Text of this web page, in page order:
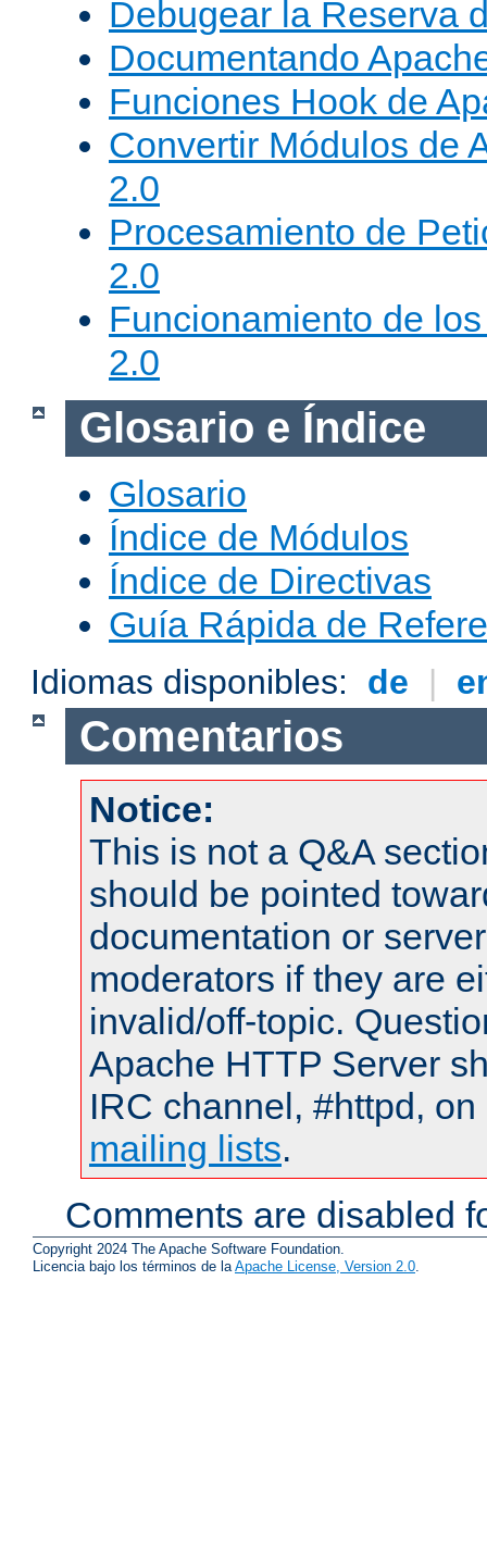
Debugear la Reserva
Documentando
Funciones Hook de
Convertir Módulos de
2.0
Procesamiento de
2.0
Funcionamiento de
2.0
Glosario e Índice
Glosario
Índice de Módulos
Índice de Directivas
Guía Rápida de
Idiomas disponibles: de |
Comentarios
Notice:
This is not a Q&A
should be pointed
documentation or
moderators if they are
invalid/off-topic.
Apache HTTP Server
IRC channel, #httpd,
mailing lists.
Comments are disabled
Copyright 2024 The Apache Software Foundation.
Licencia bajo los términos de la Apache License, Version 2.0